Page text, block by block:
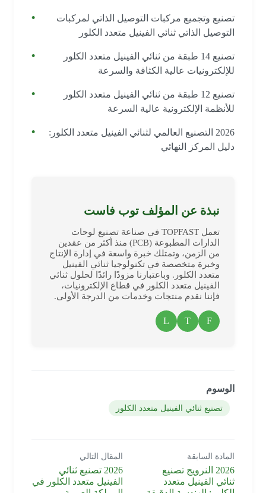
تصنيع وتجميع مركبات التوصيل الذاتي لمركبات
التوصيل الذاتي ثنائي الفينيل متعدد الكلور
تصنيع 14 طبقة من ثنائي الفينيل متعدد الكلور
للإلكترونيات عالية الكثافة والسرعة
تصنيع 12 طبقة من ثنائي الفينيل متعدد الكلور
للأنظمة الإلكترونية عالية السرعة
2026 التصنيع العالمي لثنائي الفينيل متعدد الكلور:
دليل المركز النهائي
نبذة عن المؤلف توب فاست
تعمل TOPFAST في صناعة تصنيع لوحات
الدارات المطبوعة (PCB) منذ أكثر من عقدين
من الزمن، وتمتلك خبرة واسعة في إدارة الإنتاج
وخبرة متخصصة في تكنولوجيا ثنائي الفينيل
متعدد الكلور. وباعتبارنا مزودًا رائدًا لحلول ثنائي
الفينيل متعدد الكلور في قطاع الإلكترونيات،
فإننا نقدم منتجات وخدمات من الدرجة الأولى.
L
الوسوم
تصنيع ثنائي الفينيل متعدد الكلور
المادة السابقة
2026 النرويج تصنيع
ثنائي الفينيل متعدد
المقال التالي
2026 تصنيع ثنائي
الفينيل متعدد الكلور في